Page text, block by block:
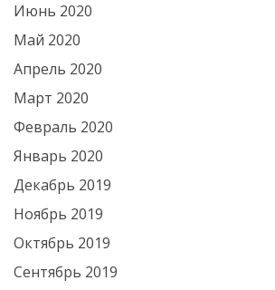
Июнь 2020
Май 2020
Апрель 2020
Март 2020
Февраль 2020
Январь 2020
Декабрь 2019
Ноябрь 2019
Октябрь 2019
Сентябрь 2019